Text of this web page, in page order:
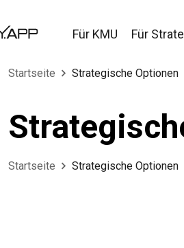
Für KMU Für
Startseite Strategische Optionen
Startseite Strategische Optionen